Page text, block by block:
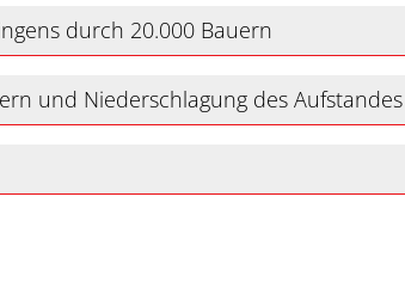
durch 20.000 Bauern
und Niederschlagung des